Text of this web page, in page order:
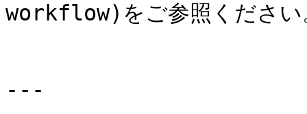
workflow)をご参照ください
---